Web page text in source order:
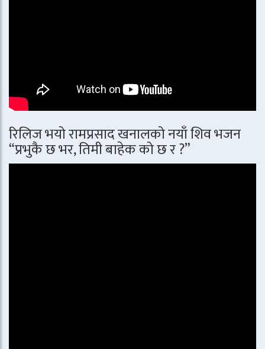
रिलिज भयो रामप्रसाद खनालको नयाँ शिव भजन
“प्रभुकै छ भर, तिमी बाहेक को छ र ?”